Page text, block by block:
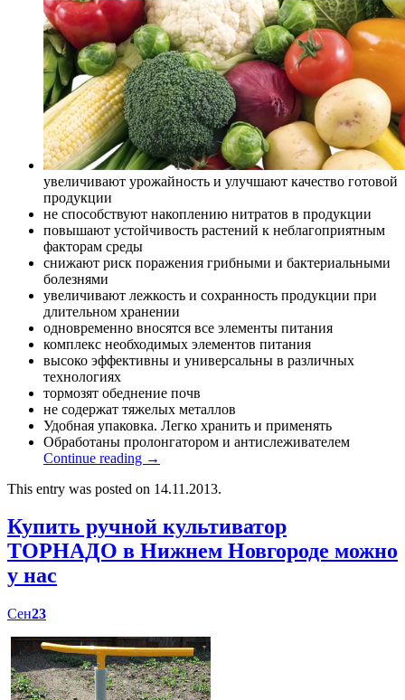
увеличивают урожайность и улучшают качество готовой
продукции
не способствуют накоплению нитратов в продукции
повышают устойчивость растений к неблагоприятным
факторам среды
снижают риск поражения грибными и бактериальными
болезнями
увеличивают лежкость и сохранность продукции при
длительном хранении
одновременно вносятся все элементы питания
комплекс необходимых элементов питания
высоко эффективны и универсальны в различных
технологиях
тормозят обеднение почв
не содержат тяжелых металлов
Удобная упаковка. Легко хранить и применять
Обработаны пролонгатором и антислеживателем
Continue reading →
This entry was posted on 14.11.2013.
Купить ручной культиватор
ТОРНАДО в Нижнем Новгороде можно
у нас
Сен23